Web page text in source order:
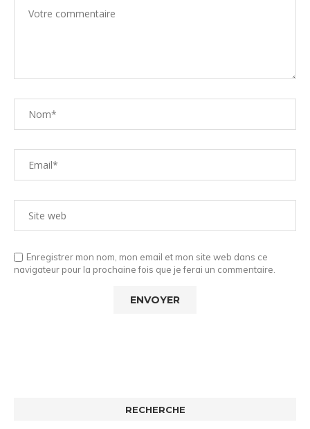
Enregistrer mon nom, mon email et mon site web dans ce
navigateur pour la prochaine fois que je ferai un commentaire.
RECHERCHE